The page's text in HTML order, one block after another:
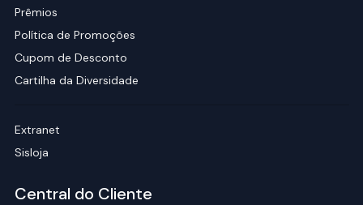
Prêmios
Política de Promoções
Cupom de Desconto
Cartilha da Diversidade
Extranet
Sisloja
Central do Cliente